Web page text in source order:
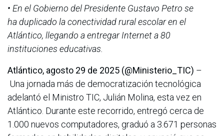
• En el Gobierno del Presidente Gustavo Petro se
ha duplicado la conectividad rural escolar en el
Atlántico, llegando a entregar Internet a 80
instituciones educativas.
Atlántico, agosto 29 de 2025 (@Ministerio_TIC) –
Una jornada más de democratización tecnológica
adelantó el Ministro TIC, Julián Molina, esta vez en
Atlántico. Durante este recorrido, entregó cerca de
1.000 nuevos computadores, graduó a 3.671 personas